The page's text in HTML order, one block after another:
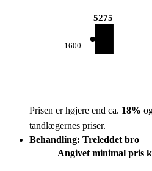
1600
5275
Prisen er højere end ca. 18%
tandlægernes priser.
Behandling: Treleddet bro
Angivet minimal pris